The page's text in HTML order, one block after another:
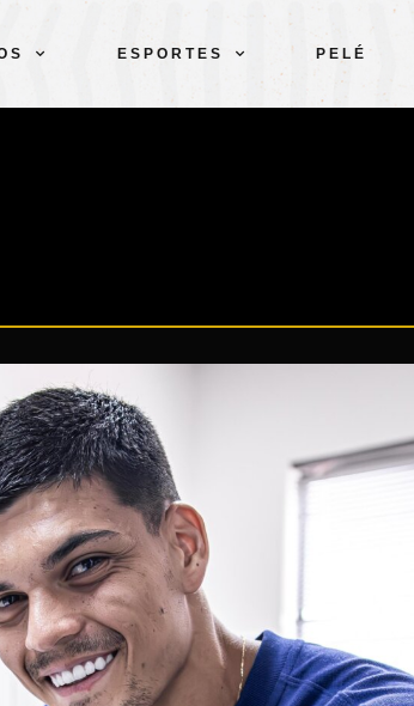
ESPORTES PELÉ